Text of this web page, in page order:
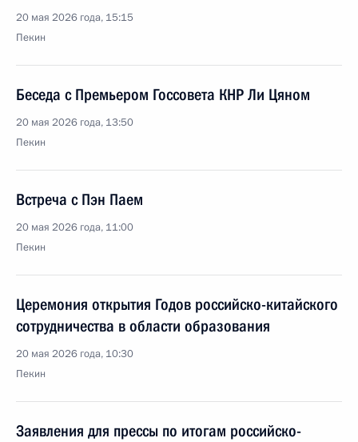
20 мая 2026 года, 15:15
Пекин
Беседа с Премьером Госсовета КНР Ли Цяном
20 мая 2026 года, 13:50
Пекин
Встреча с Пэн Паем
20 мая 2026 года, 11:00
Пекин
Церемония открытия Годов российско-китайского
сотрудничества в области образования
20 мая 2026 года, 10:30
Пекин
Заявления для прессы по итогам российско-